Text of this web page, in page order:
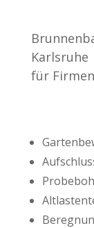
Karlsruhe
für